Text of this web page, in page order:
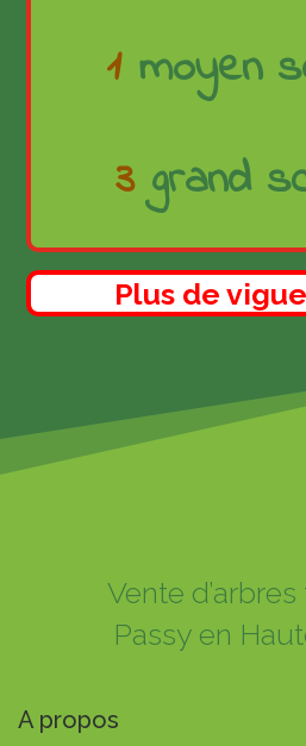
1moyen
3grand
Plus de
Vente
Passy en
A propos